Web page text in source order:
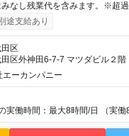
なし残業代を含みます。※超過
し残業代 26,261円／月 みなし
+ 歩合手当 + 業績賞与（年1～2回） ※
残業代（26,261円）を含んで
す。期間中は給与
（固定残業代3時間分・6,261
なりますが、その他の待遇に
試用期間あり 試用期間の長さ
採用時と異なる部分があります
代を含みます。※超過分は全
途支給あり
区
区外神田6-7-7 マツダビル２階
エーカンパニー
働時間：最大8時間/日 （実働8時間） ＜
18：00 ・12：30～22：00 ※勤務時間はお客様